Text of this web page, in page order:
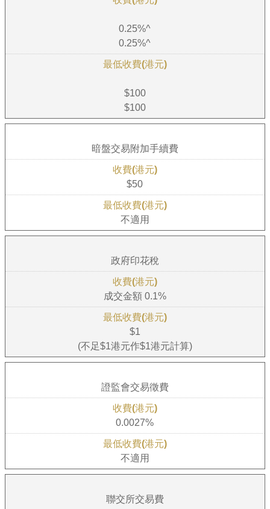
0.25%^
0.25%^
$100
$100
暗盤交易附加手續費
$50
不適用
政府印花稅
成交金額 0.1%
$1
(不足$1港元作$1港元計算)
證監會交易徵費
0.0027%
不適用
聯交所交易費